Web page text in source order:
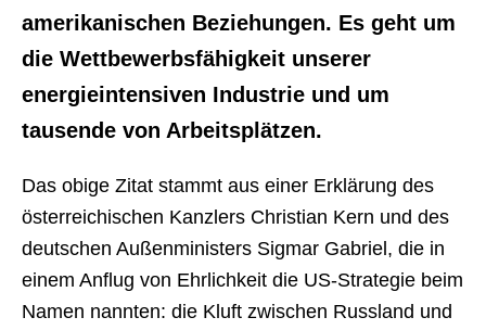
amerikanischen Beziehungen. Es geht um
die Wettbewerbsfähigkeit unserer
energieintensiven Industrie und um
tausende von Arbeitsplätzen.
Das obige Zitat stammt aus einer Erklärung des
österreichischen Kanzlers Christian Kern und des
deutschen Außenministers Sigmar Gabriel, die in
einem Anflug von Ehrlichkeit die US-Strategie beim
Namen nannten: die Kluft zwischen Russland und